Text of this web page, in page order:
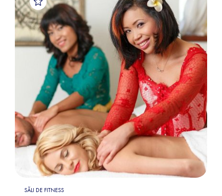
SĂLI DE FITNESS